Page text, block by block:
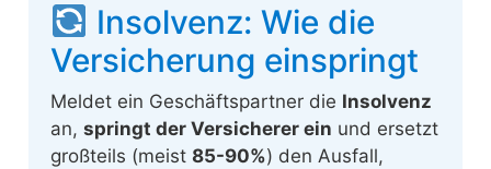
Insolvenz: Wie die
Versicherung einspringt
Meldet ein Geschäftspartner die Insolvenz
an,springt der Versicherer ein und ersetzt
großteils (meist85-90%) den Ausfall,